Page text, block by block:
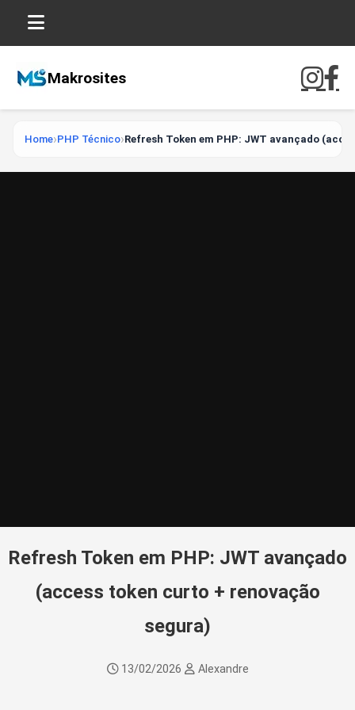
Makrosites
Home PHP Técnico Refresh Token em PHP: JWT avançado
Refresh Token em PHP: JWT avançado
(access token curto + renovação
segura)
13/02/2026 Alexandre